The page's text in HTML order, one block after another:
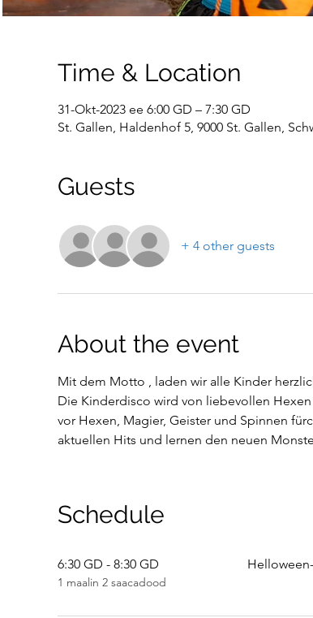
Time & Location
31-Okt-2023 ee 6:00 GD – 7:30 GD
St. Gallen, Haldenhof 5, 9000 St. Gallen,
Guests
+ 4 other guests
About the event
Mit dem Motto , laden wir alle Kinder
Die Kinderdisco wird von liebevollen
vor Hexen, Magier, Geister und Spinnen
aktuellen Hits und lernen den neuen
Schedule
6:30 GD - 8:30 GD
1 maalin 2 saacadood